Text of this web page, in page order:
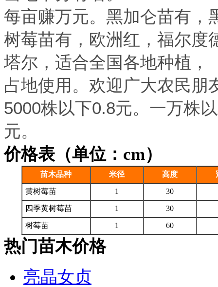
每亩赚万元。黑加仑苗有，
树莓苗有，欧洲红，福尔度
塔尔，适合全国各地种植，
占地使用。欢迎广大农民朋
5000株以下0.8元。一万株
元。
价格表（单位：cm）
苗木品种 米径 高度
黄树莓苗 1 30
四季黄树莓苗 1 30
树莓苗 1 60
热门苗木价格
亮晶女贞